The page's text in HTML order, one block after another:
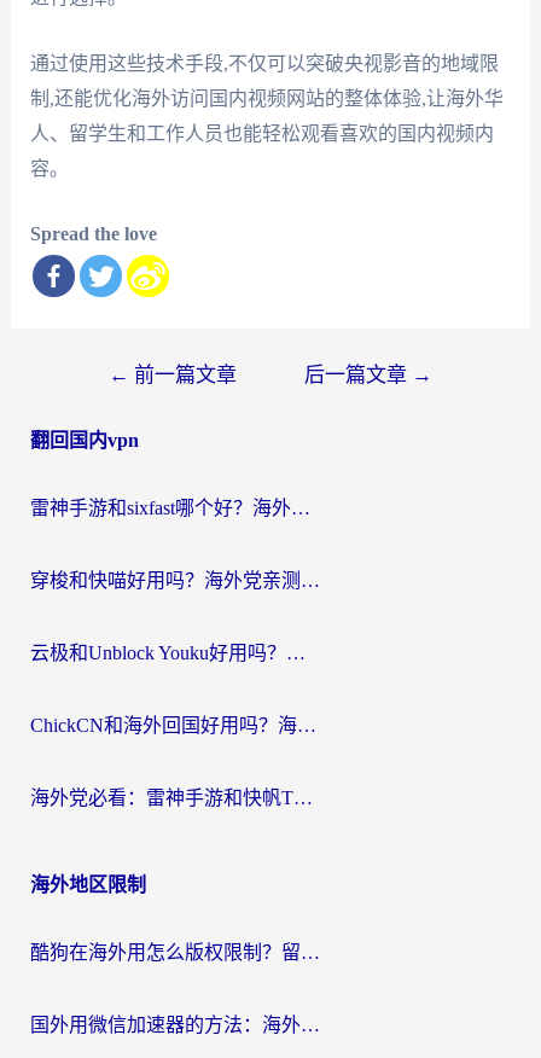
通过使用这些技术手段,不仅可以突破央视影音的地域限
制,还能优化海外访问国内视频网站的整体体验,让海外华
人、留学生和工作人员也能轻松观看喜欢的国内视频内
容。
Spread the love
导
← 前一篇文章 后一篇文章 →
翻回国内vpn
雷神手游和sixfast哪个好？海外党亲测3款回国加速器，教你选对不踩坑
穿梭和快喵好用吗？海外党亲测：小众加速器对比+番茄加速器深度体验
云极和Unblock Youku好用吗？海外党亲测+2026回国加速器避坑指南
ChickCN和海外回国好用吗？海外党2026亲测：从手游到影音，选对加速器的3个关键
海外党必看：雷神手游和快帆TV版好用吗？3步选对回国加速器不踩坑
海外地区限制
酷狗在海外用怎么版权限制？留学生亲测：3步解决听国内音乐难题
国外用微信加速器的方法：海外党无缝连接国内生活的实用指南